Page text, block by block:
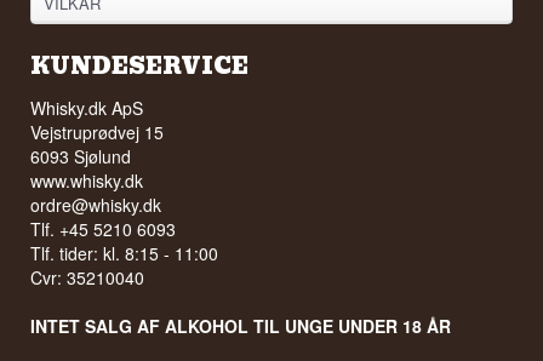
KUNDESERVICE
Whisky.dk ApS
Vejstruprødvej 15
6093 Sjølund
www.whisky.dk
ordre@whisky.dk
Tlf. +45 5210 6093
Tlf. tider: kl. 8:15 - 11:00
Cvr: 35210040
INTET SALG AF ALKOHOL TIL UNGE UNDER 18 ÅR